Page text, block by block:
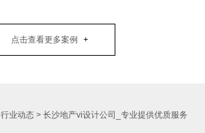
点击查看更多案例
行业动态 > 长沙地产vi设计公司_专业提供优质服务